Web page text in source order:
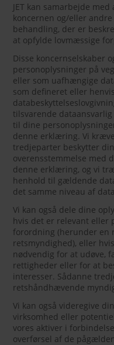
JET kan samarbejde
koncernen og/eller
behandling, der er
at opfylde lovmæssige
Disse koncernselskaber
personoplysninger på
eller som uafhængige
som defineret eller
tilsvarende
til dine
denne erklæring. Vi
tredjeparter beskytter
overensstemmelse med
denne erklæring, og vi
henhold til gældende
det samme niveau af
Vi kan også dele dine
hvis det er relevant eller
forordning (herunder en
retsmyndighed), eller
nødvendig for at udøve,
rettigheder eller for at
interesser. Sådanne
retshåndhævende
Vi kan også videregive
virksomhed eller
vores aktiver i
overførsel af de